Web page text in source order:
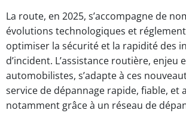
La route, en 2025, s’accompagne de
évolutions technologiques et
optimiser la sécurité et la rapidité des
d’incident. L’assistance routière, enjeu
automobilistes, s’adapte à ces
service de dépannage rapide, fiable, et
notamment grâce à un réseau de